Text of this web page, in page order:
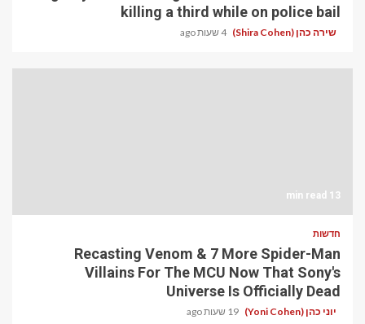
killing a third while on police bail
שירה כהן (Shira Cohen) 4 שעות ago
13 min read
חדשות
Recasting Venom & 7 More Spider-Man
Villains For The MCU Now That Sony's
Universe Is Officially Dead
יוני כהן (Yoni Cohen) 19 שעות ago